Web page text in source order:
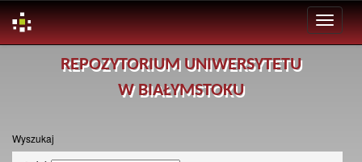
REPOZYTORIUM UNIWERSYTETU
W BIAŁYMSTOKU
Wyszukaj